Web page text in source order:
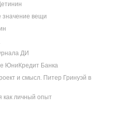
значение вещи
ДИ
ЮниКредит Банка
и смысл. Питер Гринуэй в
как личный опыт